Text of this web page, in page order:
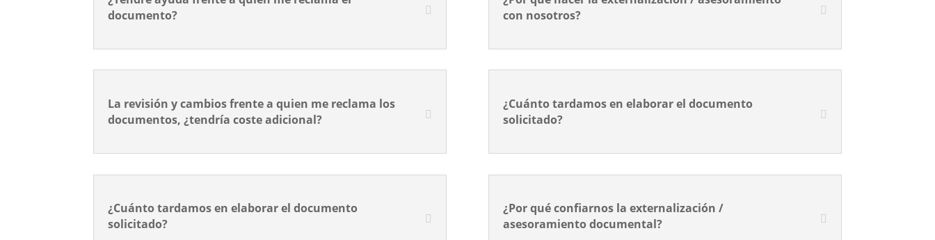
documento?
La revisión y cambios frente a quien me reclama los
documentos, ¿tendría coste adicional?
¿Cuánto tardamos en elaborar el documento
solicitado?
con nosotros?
¿Cuánto tardamos en elaborar el documento
solicitado?
¿Por qué confiarnos la externalización /
asesoramiento documental?